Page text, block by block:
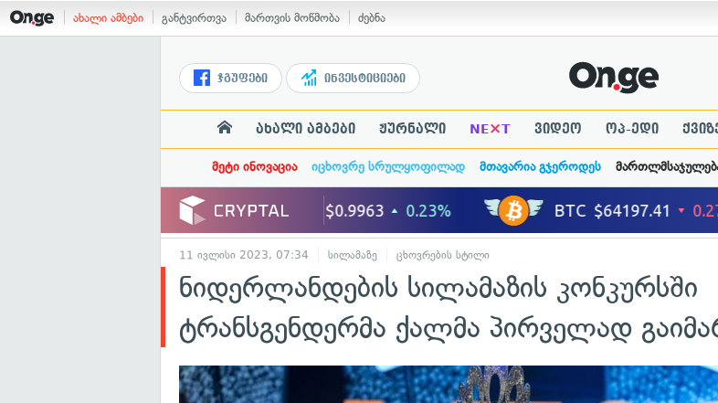
ახალი ამბები განტვირთვა მართვის მოწმობა ძებნა
ჯგუფები ინვესტიციები
ახალი ამბები ჟურნალი NE×T ვიდეო ოპ-ედი
მეტი ინოვაცია იცხოვრე სრულყოფილად მთავარია გჯეროდეს
11 ივლისი 2023, 07:34 სილამაზე ცხოვრების სტილი
ნიდერლანდების სილამაზის კონკურსში
ტრანსგენდერმა ქალმა პირველად